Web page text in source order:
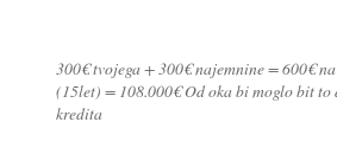
300€ tvojega + 300€ najemnine = 600€ na
(15let) = 108.000€ Od oka bi moglo bit to
kredita